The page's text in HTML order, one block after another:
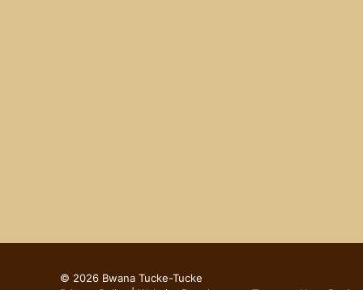
© 2026 Bwana Tucke-Tucke